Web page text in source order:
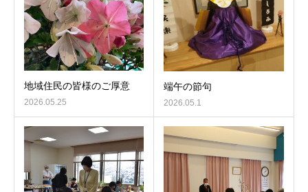
地域住民の皆様のご厚意
2026.05.25
端午の節句
2026.05.1